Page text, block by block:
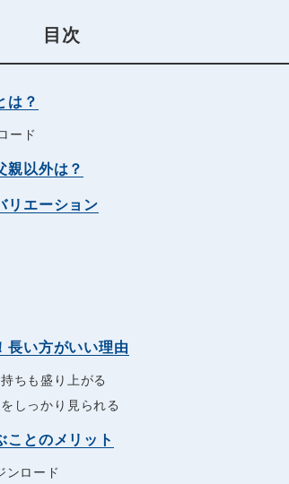
目次
は？
ード
親以外は？
リエーション
長い方がいい理由
ちも盛り上がる
しっかり見られる
ことのメリット
ンロード